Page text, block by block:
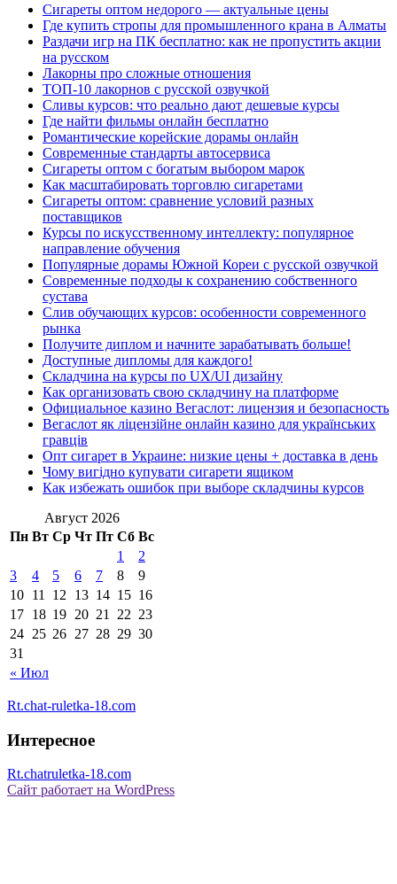
Сигареты оптом недорого — актуальные цены
Где купить стропы для промышленного крана в Алматы
Раздачи игр на ПК бесплатно: как не пропустить акции
на русском
Лакорны про сложные отношения
ТОП-10 лакорнов с русской озвучкой
Сливы курсов: что реально дают дешевые курсы
Где найти фильмы онлайн бесплатно
Романтические корейские дорамы онлайн
Современные стандарты автосервиса
Сигареты оптом с богатым выбором марок
Как масштабировать торговлю сигаретами
Сигареты оптом: сравнение условий разных
поставщиков
Курсы по искусственному интеллекту: популярное
направление обучения
Популярные дорамы Южной Кореи с русской озвучкой
Современные подходы к сохранению собственного
сустава
Слив обучающих курсов: особенности современного
рынка
Получите диплом и начните зарабатывать больше!
Доступные дипломы для каждого!
Складчина на курсы по UX/UI дизайну
Как организовать свою складчину на платформе
Официальное казино Вегаслот: лицензия и безопасность
Вегаслот як ліцензійне онлайн казино для українських
гравців
Опт сигарет в Украине: низкие цены + доставка в день
Чому вигідно купувати сигарети ящиком
Как избежать ошибок при выборе складчины курсов
Август 2026
Пн Вт Ср Чт Пт Сб Вс
« Июл
1
2
3
4 5 6 7 8
9
10 11 12 13 14 15 16
17 18 19 20 21 22 23
24 25 26 27 28 29 30
31
Rt.chat-ruletka-18.com
Интересное
Rt.chatruletka-18.com
Сайт работает на WordPress